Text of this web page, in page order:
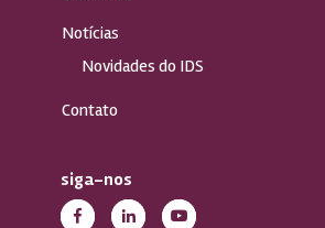
Notícias
Novidades do IDS
Contato
siga-nos